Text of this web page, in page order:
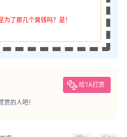
为了那几个臭钱吗？是！
给TA打赏
的人吧！